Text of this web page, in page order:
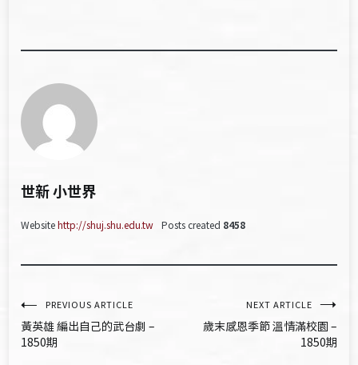
世新 小世界
Websitehttp://shuj.shu.edu.tw Posts created 8458
文
章
PREVIOUS ARTICLE
黃英雄 編出自己的武台劇 –
1850期
NEXT ARTICLE
歲末感恩季節 溫情滿校園 –
1850期